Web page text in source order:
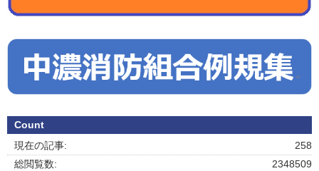
Count
258
現在の記事:
2348509
総閲覧数: